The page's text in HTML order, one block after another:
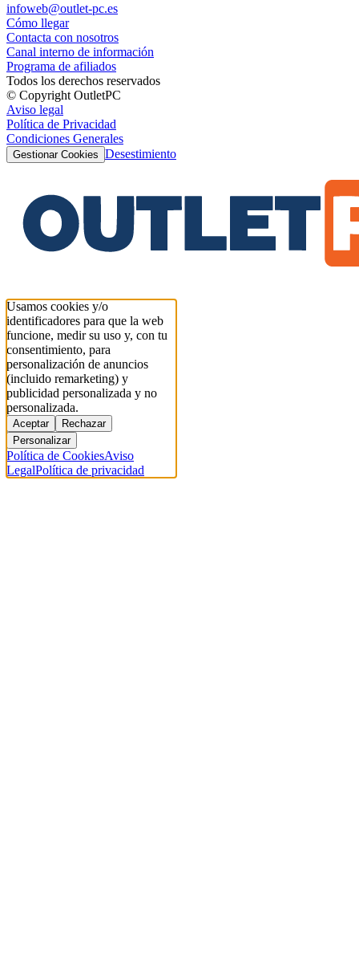
infoweb@outlet-pc.es
Cómo llegar
Contacta con nosotros
Canal interno de información
Programa de afiliados
Todos los derechos reservados
© Copyright OutletPC
Aviso legal
Política de Privacidad
Condiciones Generales
Gestionar Cookies Desestimiento
Usamos cookies y/o
identificadores para que la web
funcione, medir su uso y, con tu
consentimiento, para
personalización de anuncios
(incluido remarketing) y
publicidad personalizada y no
personalizada.
Aceptar
Rechazar
Personalizar
Política de CookiesAviso
LegalPolítica de privacidad